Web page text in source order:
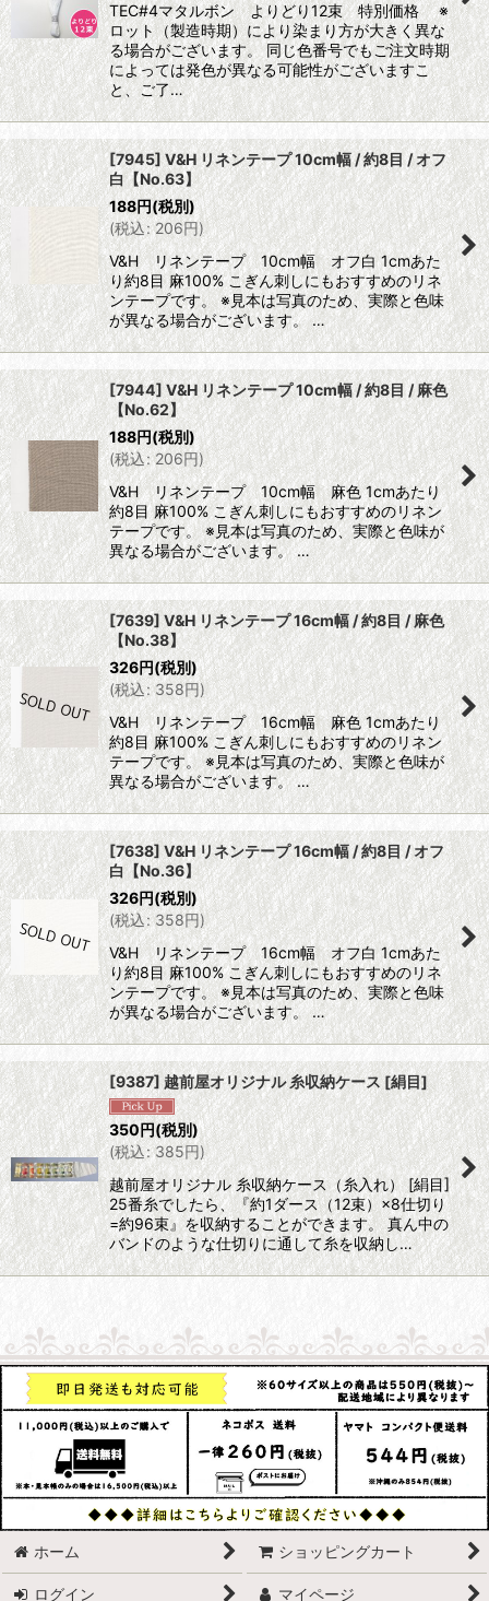
TEC#4マタルボン よりどり12束 特別価格 ※
ロット（製造時期）により染まり方が大きく異な
る場合がございます。 同じ色番号でもご注文時期
によっては発色が異なる可能性がございますこ
と、ご了…
[7945] V&H リネンテープ 10cm幅 / 約8目 / オフ
白【No.63】
188円(税別)
(税込: 206円)
V&H リネンテープ 10cm幅 オフ白 1cmあた
り約8目 麻100% こぎん刺しにもおすすめのリネ
ンテープです。 ※見本は写真のため、実際と色味
が異なる場合がございます。 …
[7944] V&H リネンテープ 10cm幅 / 約8目 / 麻色
【No.62】
188円(税別)
(税込: 206円)
V&H リネンテープ 10cm幅 麻色 1cmあたり
約8目 麻100% こぎん刺しにもおすすめのリネン
テープです。 ※見本は写真のため、実際と色味が
異なる場合がございます。 …
[7639] V&H リネンテープ 16cm幅 / 約8目 / 麻色
【No.38】
326円(税別)
(税込: 358円)
V&H リネンテープ 16cm幅 麻色 1cmあたり
約8目 麻100% こぎん刺しにもおすすめのリネン
テープです。 ※見本は写真のため、実際と色味が
異なる場合がございます。 …
[7638] V&H リネンテープ 16cm幅 / 約8目 / オフ
白【No.36】
326円(税別)
(税込: 358円)
V&H リネンテープ 16cm幅 オフ白 1cmあた
り約8目 麻100% こぎん刺しにもおすすめのリネ
ンテープです。 ※見本は写真のため、実際と色味
が異なる場合がございます。 …
[9387] 越前屋オリジナル 糸収納ケース [絹目]
350円(税別)
(税込: 385円)
越前屋オリジナル 糸収納ケース（糸入れ） [絹目]
25番糸でしたら、『約1ダース（12束）×8仕切り
=約96束』を収納することができます。 真ん中の
バンドのような仕切りに通して糸を収納し…
ホーム ショッピングカート
ログイン マイページ